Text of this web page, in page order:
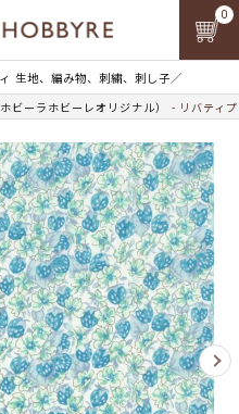
生地、編み物、刺繍、刺し子／
0
ビーラホビーレオリジナル） リバティ